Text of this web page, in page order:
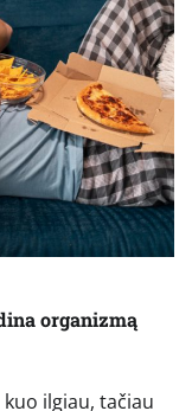
organizmą
ilgiau, tačiau